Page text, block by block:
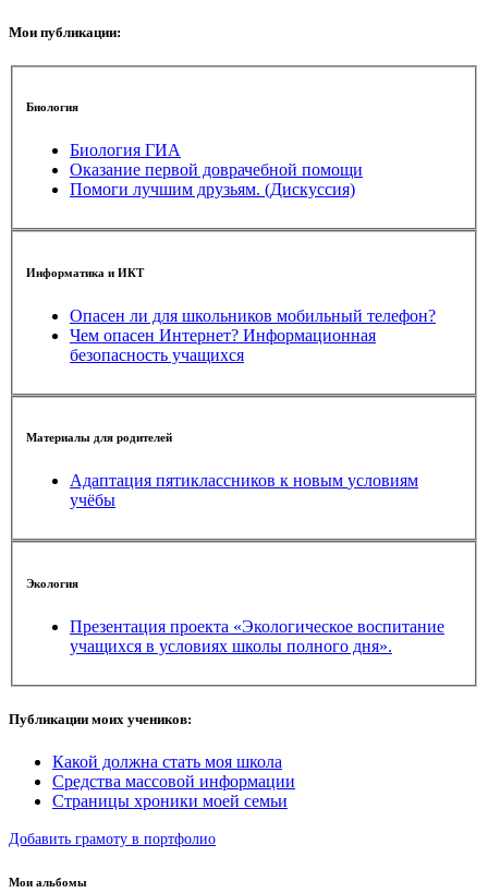
Мои публикации:
Биология
Биология ГИА
Оказание первой доврачебной помощи
Помоги лучшим друзьям. (Дискуссия)
Информатика и ИКТ
Опасен ли для школьников мобильный телефон?
Чем опасен Интернет? Информационная
безопасность учащихся
Материалы для родителей
Адаптация пятиклассников к новым условиям
учёбы
Экология
Презентация проекта «Экологическое воспитание
учащихся в условиях школы полного дня».
Публикации моих учеников:
Какой должна стать моя школа
Средства массовой информации
Страницы хроники моей семьи
Добавить грамоту в портфолио
Мои альбомы